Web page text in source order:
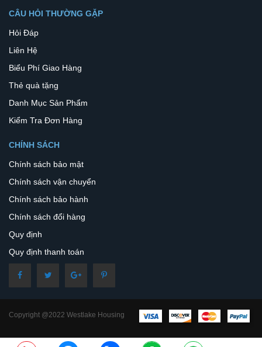
CÂU HỎI THƯỜNG GẶP
Hỏi Đáp
Liên Hệ
Biểu Phí Giao Hàng
Thẻ quà tặng
Danh Mục Sản Phẩm
Kiểm Tra Đơn Hàng
CHÍNH SÁCH
Chính sách bảo mật
Chính sách vận chuyển
Chính sách bảo hành
Chính sách đổi hàng
Quy định
Quy định thanh toán
Copyright @2022 Westlake Housing